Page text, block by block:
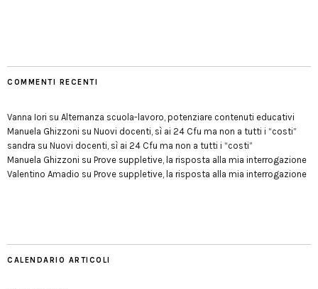
COMMENTI RECENTI
Vanna Iori su Alternanza scuola-lavoro, potenziare contenuti educativi
Manuela Ghizzoni su Nuovi docenti, sì ai 24 Cfu ma non a tutti i “costi”
sandra su Nuovi docenti, sì ai 24 Cfu ma non a tutti i “costi”
Manuela Ghizzoni su Prove suppletive, la risposta alla mia interrogazione
Valentino Amadio su Prove suppletive, la risposta alla mia interrogazione
CALENDARIO ARTICOLI